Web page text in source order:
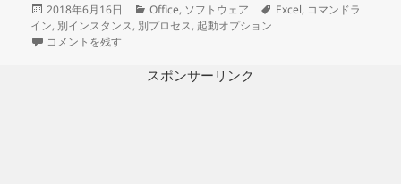
投
稿
日:
2018年6月16日
カ
テ
ー
Office, ソフトウェア
タ
Excel, コマンドラ
イン, 別インスタンス, 別プロセス, 起動オプション
Microsoft Excel を別のインスタンスで起動する（Excelの起動オプション
コメントを残す
スポンサーリンク